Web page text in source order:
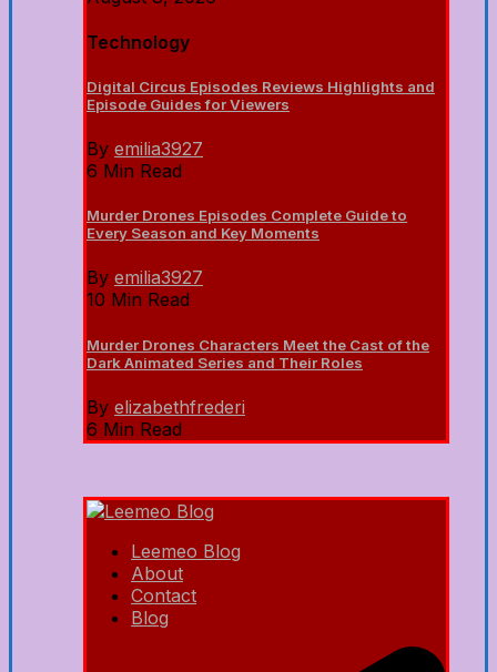
Technology
Digital Circus Episodes Reviews Highlights and
Episode Guides for Viewers
By emilia3927
6 Min Read
Murder Drones Episodes Complete Guide to
Every Season and Key Moments
By emilia3927
10 Min Read
Murder Drones Characters Meet the Cast of the
Dark Animated Series and Their Roles
By elizabethfrederi
6 Min Read
Leemeo Blog
About
Contact
Blog